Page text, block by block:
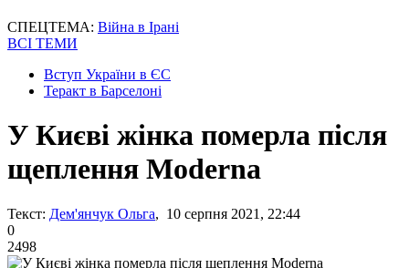
СПЕЦТЕМА: Війна в Ірані
ВСІ ТЕМИ
Вступ України в ЄС
Теракт в Барселоні
У Києві жінка померла після
щеплення Moderna
Текст: Дем'янчук Ольга, 10 серпня 2021, 22:44
0
2498